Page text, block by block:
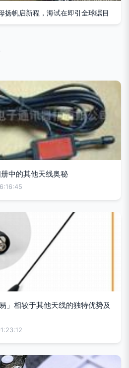
扬帆启新程，海试在即引全球瞩目
中的其他天线奥秘
」相较于其他天线的独特优势及